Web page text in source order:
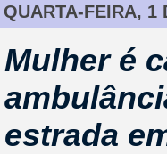
QUARTA-FEIRA, 1
Mulher é
estrada